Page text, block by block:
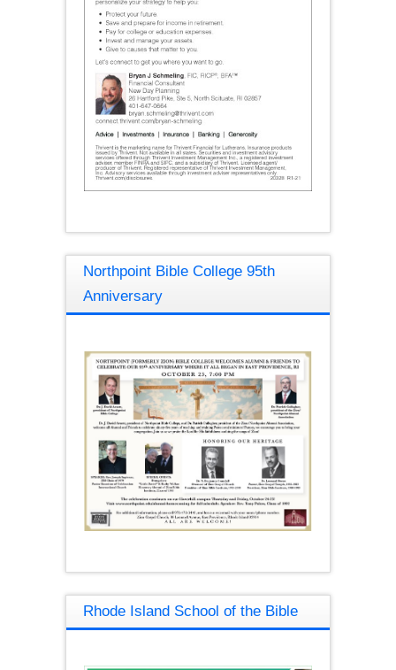
Northpoint Bible College 95th
Anniversary
Rhode Island School of the Bible